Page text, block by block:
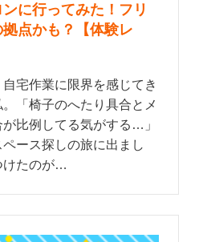
に行ってみた！フリ
点かも？【体験レ
宅作業に限界を感じてき
「椅子のへたり具合とメ
比例してる気がする…」
ース探しの旅に出まし
けたのが…